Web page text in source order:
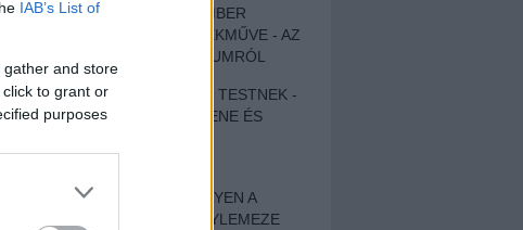
IAB’s List of
gather and store
to grant or
purposes
EGY DÜHÖS VÉNEMBER
UNIVERZÁLIS REMEKMŰVE - AZ
ÚJ BOB DYLAN-ALBUMRÓL
ZENE LÉLEKNEK ÉS TESTNEK -
AUTENTIKUS NÉPZENE ÉS
SZOMORKODÁS - ILYEN A
KATATONIA ÚJ NAGYLEMEZE